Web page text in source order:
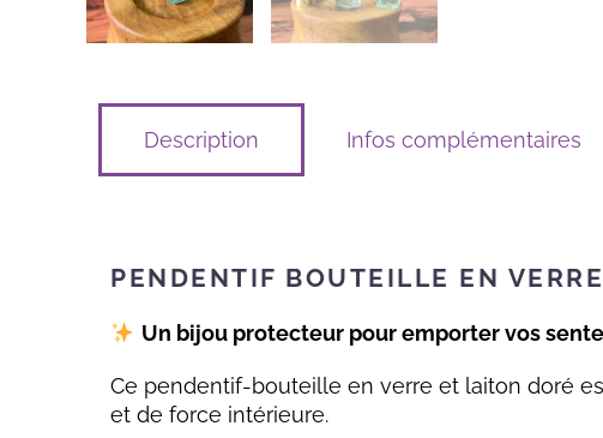
Description Infos complémentaires
PENDENTIF BOUTEILLE EN
Un bijou protecteur pour emporter vos
Ce pendentif-bouteille en verre et laiton doré
et de force intérieure.